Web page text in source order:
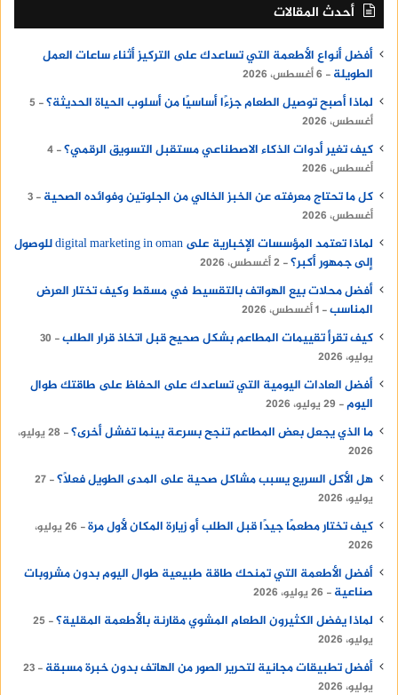
أحدث المقالات
أفضل أنواع الأطعمة التي تساعدك على التركيز أثناء ساعات العمل
الطويلة
6 أغسطس، 2026
لماذا أصبح توصيل الطعام جزءًا أساسيًا من أسلوب الحياة الحديثة؟
5
أغسطس، 2026
كيف تغير أدوات الذكاء الاصطناعي مستقبل التسويق الرقمي؟ 4
أغسطس، 2026
كل ما تحتاج معرفته عن الخبز الخالي من الجلوتين وفوائده الصحية
3
أغسطس، 2026
لماذا تعتمد المؤسسات الإخبارية على digital marketing in oman للوصول
إلى جمهور أكبر؟ 2 أغسطس، 2026
أفضل محلات بيع الهواتف بالتقسيط في مسقط وكيف تختار العرض
المناسب 1 أغسطس، 2026
كيف تقرأ تقييمات المطاعم بشكل صحيح قبل اتخاذ قرار الطلب
30
يوليو، 2026
أفضل العادات اليومية التي تساعدك على الحفاظ على طاقتك طوال
اليوم
29 يوليو، 2026
ما الذي يجعل بعض المطاعم تنجح بسرعة بينما تفشل أخرى؟
28 يوليو،
2026
هل الأكل السريع يسبب مشاكل صحية على المدى الطويل فعلًا؟ 27
يوليو، 2026
كيف تختار مطعمًا جيدًا قبل الطلب أو زيارة المكان لأول مرة
26 يوليو،
2026
أفضل الأطعمة التي تمنحك طاقة طبيعية طوال اليوم بدون مشروبات
صناعية
26 يوليو، 2026
لماذا يفضل الكثيرون الطعام المشوي مقارنة بالأطعمة المقلية؟
25
يوليو، 2026
أفضل تطبيقات مجانية لتحرير الصور من الهاتف بدون خبرة مسبقة
23
يوليو، 2026